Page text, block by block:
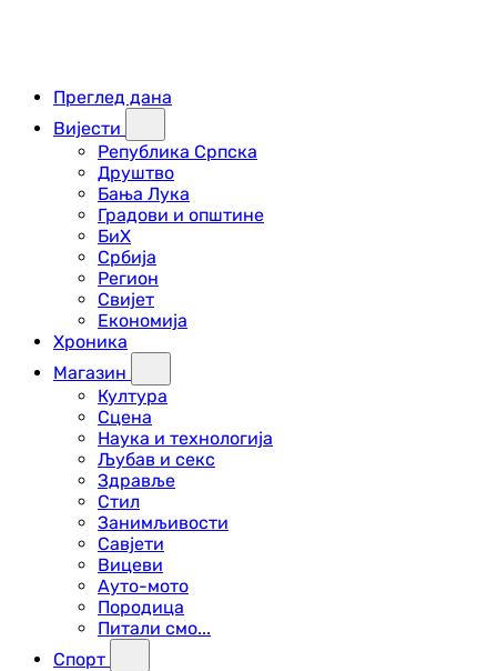
Преглед дана
Вијести
Република Српска
Друштво
Бања Лука
Градови и општине
БиХ
Србија
Регион
Свијет
Економија
Хроника
Магазин
Култура
Сцена
Наука и технологија
Љубав и секс
Здравље
Стил
Занимљивости
Савјети
Вицеви
Ауто-мото
Породица
Питали смо...
Спорт